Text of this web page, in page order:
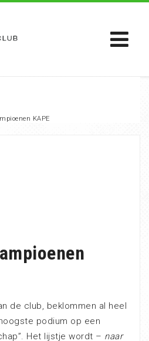
KAPE
de club, beklommen al heel
podium op een
Het lijstje wordt – naar